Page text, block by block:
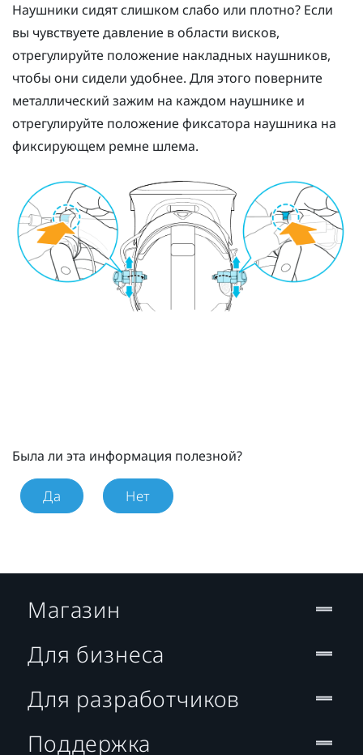
Наушники сидят слишком слабо или плотно? Если
вы чувствуете давление в области висков,
отрегулируйте положение накладных наушников,
чтобы они сидели удобнее. Для этого поверните
металлический зажим на каждом наушнике и
отрегулируйте положение фиксатора наушника на
фиксирующем ремне шлема.
Была ли эта информация полезной?
Да Нет
Магазин
Для бизнеса
Для разработчиков
Поддержка